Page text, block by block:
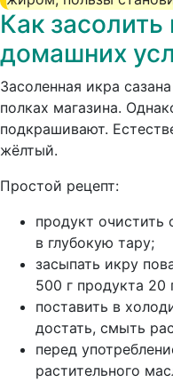
Как засолить
домашних
Засоленная икра
полках магазина.
подкрашивают.
жёлтый.
Простой рецепт:
продукт очистить
в глубокую тару;
засыпать икру
500 г продукта 20
поставить в
достать, смыть
перед
растительного